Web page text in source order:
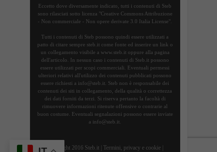
Eccetto dove diversamente indicato, tutti i contenuti di Steb
sono rilasciati sotto licenza "Creative Commons Attribuzione
- Non commerciale - Non opere derivate 3.0 Italia License".
Tutti i contenuti di Steb possono quindi essere utilizzati a
patto di citare sempre steb.it come fonte ed inserire un link o
un collegamento visibile a www.steb.it oppure alla pagina
dell'articolo. In nessun caso i contenuti di Steb.it possono
essere utilizzati per scopi commerciali. Eventuali permessi
ulteriori relativi all'utilizzo dei contenuti pubblicati possono
essere richiesti a info@steb.it. Steb non è responsabile dei
contenuti dei siti in collegamento, della qualità o correttezza
dei dati forniti da terzi. Si riserva pertanto la facoltà di
rimuovere informazioni ritenute offensive o contrarie al
buon costume. Eventuali segnalazioni possono essere inviate
a info@steb.it.
Copyright 2016 Steb.it | Termini, privacy e cookie|